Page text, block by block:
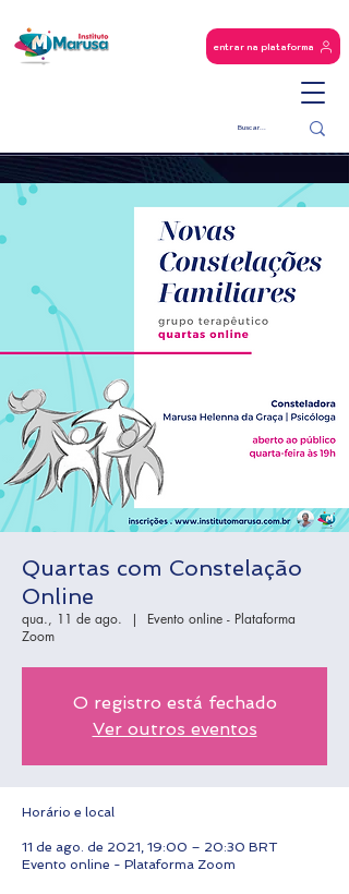
entrar na plataforma
Quartas com Constelação
Online
qua., 11 de ago.
  |
Evento online - Plataforma
Zoom
O registro está fechado
Ver outros eventos
Horário e local
11 de ago. de 2021, 19:00 – 20:30 BRT
Evento online - Plataforma Zoom